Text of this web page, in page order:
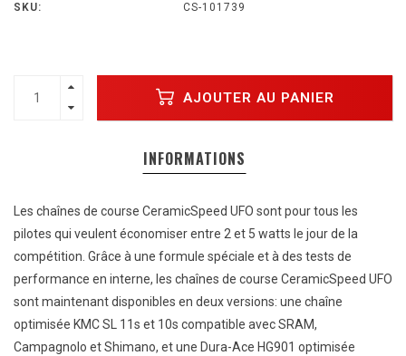
SKU:
CS-101739
AJOUTER AU PANIER
INFORMATIONS
Les chaînes de course CeramicSpeed ​​UFO sont pour tous les
pilotes qui veulent économiser entre 2 et 5 watts le jour de la
compétition. Grâce à une formule spéciale et à des tests de
performance en interne, les chaînes de course CeramicSpeed ​​UFO
sont maintenant disponibles en deux versions: une chaîne
optimisée KMC SL 11s et 10s compatible avec SRAM,
Campagnolo et Shimano, et une Dura-Ace HG901 optimisée